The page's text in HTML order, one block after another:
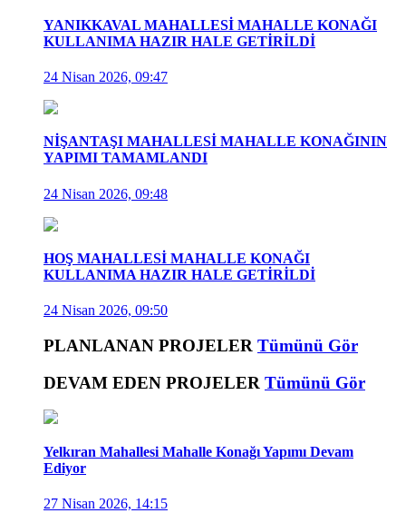
YANIKKAVAL MAHALLESİ MAHALLE KONAĞI
KULLANIMA HAZIR HALE GETİRİLDİ
24 Nisan 2026, 09:47
NİŞANTAŞI MAHALLESİ MAHALLE KONAĞININ
YAPIMI TAMAMLANDI
24 Nisan 2026, 09:48
HOŞ MAHALLESİ MAHALLE KONAĞI
KULLANIMA HAZIR HALE GETİRİLDİ
24 Nisan 2026, 09:50
PLANLANAN PROJELER Tümünü Gör
DEVAM EDEN PROJELER Tümünü Gör
Yelkıran Mahallesi Mahalle Konağı Yapımı Devam
Ediyor
27 Nisan 2026, 14:15